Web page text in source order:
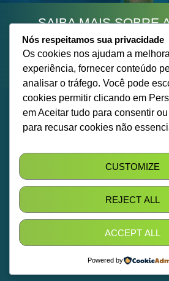
SAIBA MAIS SOBRE
SOLUÇÕES
FALE
Sobre Nós
Pós-Vendas
Nossos
ABRIR CHAMADO
RELATÓRIO
Nós respeitamos sua privacidade
Os cookies nos ajudam a
experiência, fornecer conteúdo
analisar o tráfego. Você pode
cookies permitir clicando em
em Aceitar tudo para consentir
para recusar cookies não
CUSTOMIZE
REJECT ALL
ACCEPT ALL
Powered by